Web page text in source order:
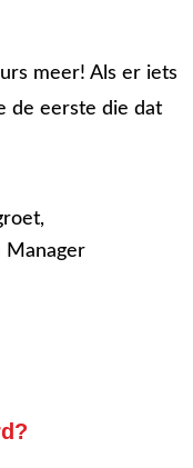
meer! Als er iets
de eerste die dat
Manager